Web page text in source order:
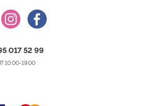
017 52 99
10:00-19:00